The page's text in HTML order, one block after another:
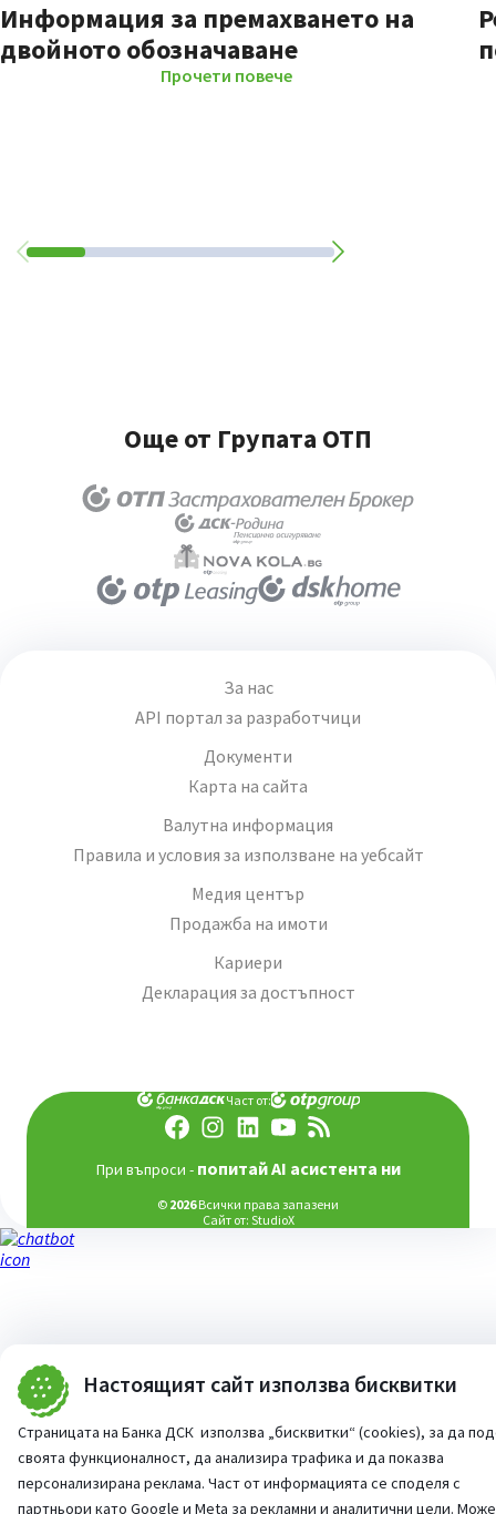
Настоящият сайт използва бисквитки
Страницата на Банка ДСК използва „бисквитки“ (cookies), за да
своята функционалност, да анализира трафика и да показва
персонализирана реклама. Част от информацията се споделя с
партньори като Google и Meta за рекламни и аналитични цели.
Информация за премахването на
двойното обозначаване
Прочети повече
Още от Групата ОТП
За нас
API портал за разработчици
Документи
Карта на сайта
Валутна информация
Правила и условия за използване на уебсайт
Медия център
Продажба на имоти
Кариери
Декларация за достъпност
Част от:
При въпроси - попитай AI асистента ни
© 2026Всички права запазени
Сайт от: StudioX